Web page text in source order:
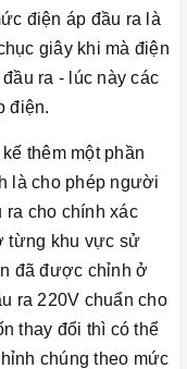
điện áp đầu ra là
giây khi mà điện
ra - lúc này các
điện.
thêm một phần
là cho phép người
ra cho chính xác
từng khu vực sử
đã được chỉnh ở
ra 220V chuẩn cho
thay đổi thì có thể
chúng theo mức